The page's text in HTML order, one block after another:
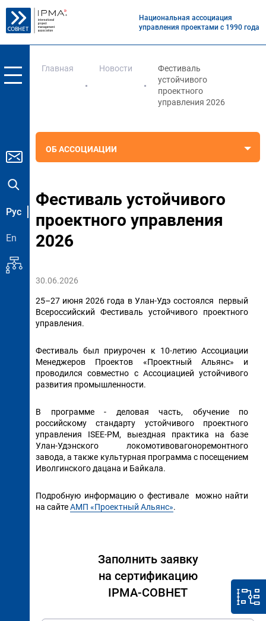
Национальная ассоциация
управления проектами с 1990 года
Рус
En
Главная Новости
Фестиваль
устойчивого
проектного
управления 2026
Заполнить заявку
на сертификацию
IPMA-СОВНЕТ
ОБ АССОЦИАЦИИ
Фестиваль устойчивого
проектного управления
2026
30.06.2026
25–27 июня 2026 года в Улан-Удэ состоялся первый
Всероссийский Фестиваль устойчивого проектного
управления.
Фестиваль был приурочен к 10-летию Ассоциации
Менеджеров Проектов «Проектный Альянс» и
проводился совместно с Ассоциацией устойчивого
развития промышленности.
В программе - деловая часть, обучение по
российскому стандарту устойчивого проектного
управления ISEE-PM, выездная практика на базе
Улан-Удэнского локомотивовагоноремонтного
завода, а также культурная программа с посещением
Иволгинского дацана и Байкала.
Подробную информацию о фестивале можно найти
на сайтеАМП «Проектный Альянс».